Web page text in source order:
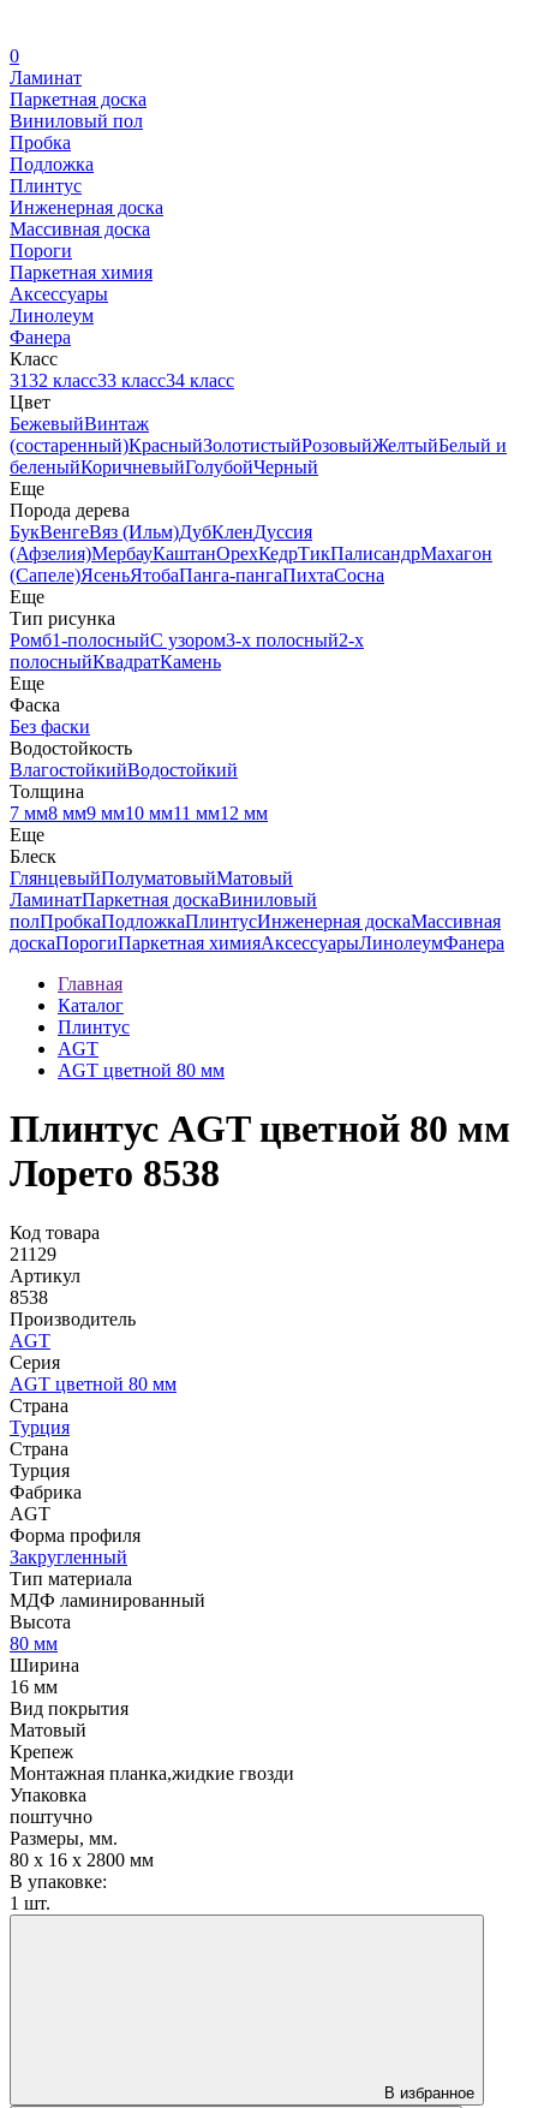
0
Ламинат
Паркетная доска
Виниловый пол
Пробка
Подложка
Плинтус
Инженерная доска
Массивная доска
Пороги
Паркетная химия
Аксессуары
Линолеум
Фанера
Класс
3132 класс33 класс34 класс
Цвет
БежевыйВинтаж
(состаренный)КрасныйЗолотистыйРозовыйЖелтыйБелый и
беленыйКоричневыйГолубойЧерный
Еще
Порода дерева
БукВенгеВяз (Ильм)ДубКленДуссия
(Афзелия)МербауКаштанОрехКедрТикПалисандрМахагон
(Сапеле)ЯсеньЯтобаПанга-пангаПихтаСосна
Еще
Тип рисунка
Ромб1-полосныйС узором3-х полосный2-х
полосныйКвадратКамень
Еще
Фаска
Без фаски
Водостойкость
ВлагостойкийВодостойкий
Толщина
7 мм8 мм9 мм10 мм11 мм12 мм
Еще
Блеск
ГлянцевыйПолуматовыйМатовый
ЛаминатПаркетная доскаВиниловый
полПробкаПодложкаПлинтусИнженерная доскаМассивная
доскаПорогиПаркетная химияАксессуарыЛинолеумФанера
Главная
Каталог
Плинтус
AGT
AGT цветной 80 мм
Плинтус AGT цветной 80 мм
Лорето 8538
Код товара
21129
Артикул
8538
Производитель
AGT
Серия
AGT цветной 80 мм
Страна
Турция
Страна
Турция
Фабрика
AGT
Форма профиля
Закругленный
Тип материала
МДФ ламинированный
Высота
80 мм
Ширина
16 мм
Вид покрытия
Матовый
Крепеж
Монтажная планка,жидкие гвозди
Упаковка
поштучно
Размеры, мм.
80 х 16 х 2800 мм
В упаковке:
1 шт.
В избранное